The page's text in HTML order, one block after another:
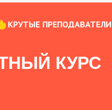
КРУТЫЕ ПРЕПОДАВАТЕЛИ
КУРС